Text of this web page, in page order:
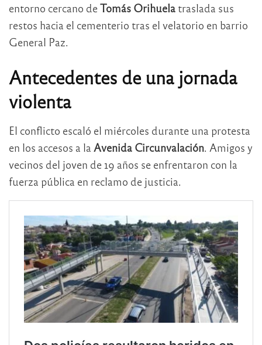
entorno cercano deTomás Orihuela traslada sus
restos hacia el cementerio tras el velatorio en barrio
General Paz.
Antecedentes de una jornada
violenta
El conflicto escaló el miércoles durante una protesta
en los accesos a la Avenida Circunvalación. Amigos y
vecinos del joven de 19 años se enfrentaron con la
fuerza pública en reclamo de justicia.